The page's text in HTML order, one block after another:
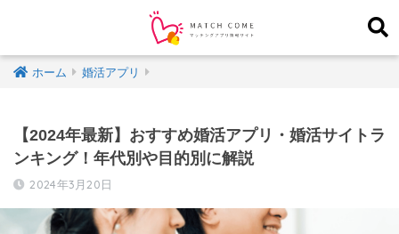
ホーム 婚活アプリ
【2024年最新】おすすめ婚活アプリ・婚活サイトラ
ンキング！年代別や目的別に解説
2024年3月20日